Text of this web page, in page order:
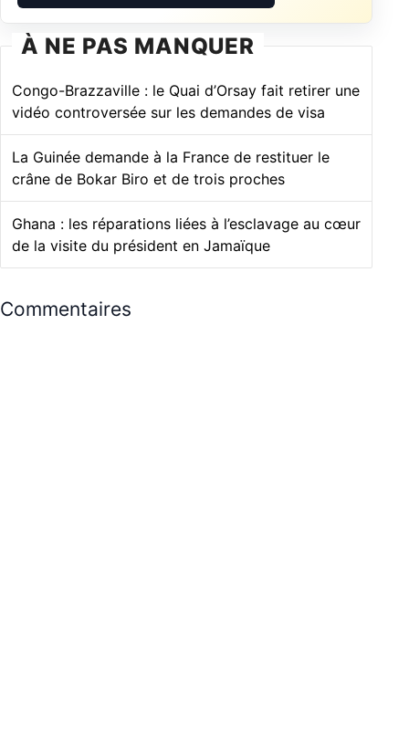
À NE PAS MANQUER
Congo-Brazzaville : le Quai d’Orsay fait retirer une
vidéo controversée sur les demandes de visa
La Guinée demande à la France de restituer le
crâne de Bokar Biro et de trois proches
Ghana : les réparations liées à l’esclavage au cœur
de la visite du président en Jamaïque
Commentaires